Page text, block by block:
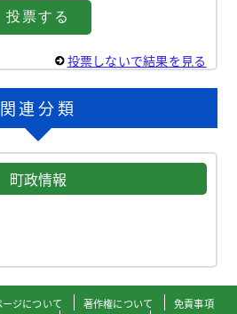
投票しないで結果を見る
関連分類
町政情報
ジについて 著作権について
免責事項